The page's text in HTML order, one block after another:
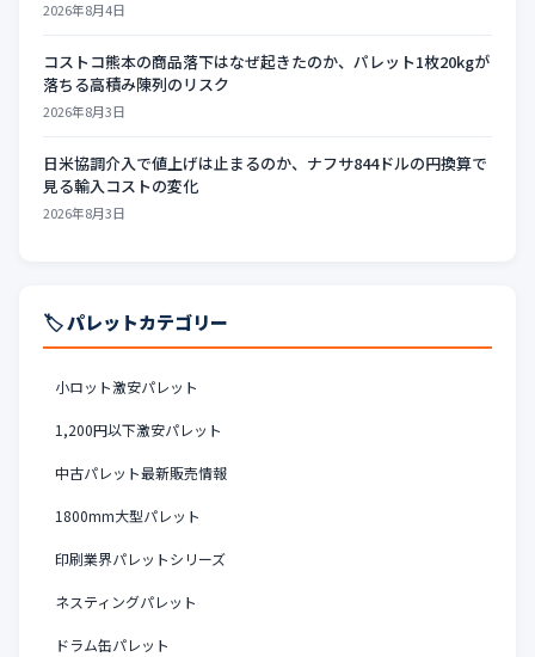
2026年8月4日
コストコ熊本の商品落下はなぜ起きたのか、パレット1枚20kgが
落ちる高積み陳列のリスク
2026年8月3日
日米協調介入で値上げは止まるのか、ナフサ844ドルの円換算で
見る輸入コストの変化
2026年8月3日
🏷️ パレットカテゴリー
小ロット激安パレット
1,200円以下激安パレット
中古パレット最新販売情報
1800mm大型パレット
印刷業界パレットシリーズ
ネスティングパレット
ドラム缶パレット